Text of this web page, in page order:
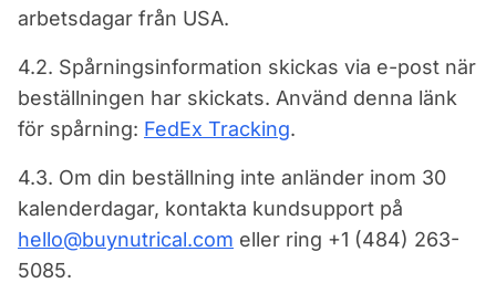
arbetsdagar från USA.
4.2. Spårningsinformation skickas via e-post när
beställningen har skickats. Använd denna länk
för spårning: FedEx Tracking.
4.3. Om din beställning inte anländer inom 30
kalenderdagar, kontakta kundsupport på
hello@buynutrical.com eller ring +1 (484) 263-
5085.